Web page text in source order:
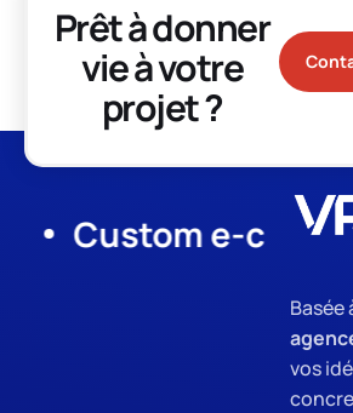
Prêt à donner
vie à votre
projet ?
Custom e-
Basée
vos